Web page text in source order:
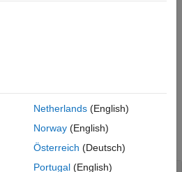
on the Debian
Netherlands(English)
Norway(English)
Österreich (Deutsch)
Portugal(English)